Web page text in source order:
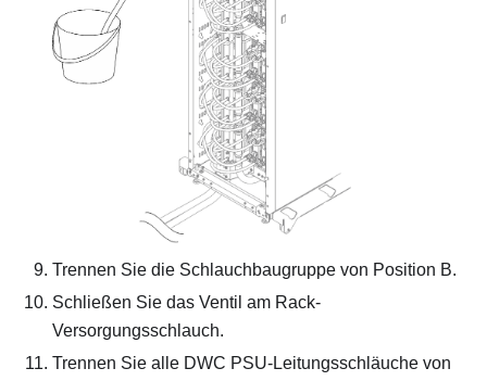
Trennen Sie die Schlauchbaugruppe von Position B.
Schließen Sie das Ventil am Rack-
Versorgungsschlauch.
Trennen Sie alle DWC PSU-Leitungsschläuche von